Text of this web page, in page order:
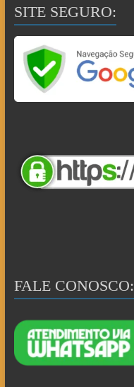
SITE SEGURO:
FALE CONOSCO: